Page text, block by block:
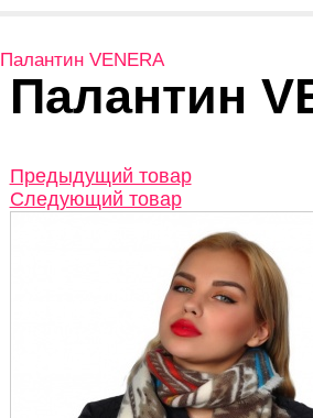
Палантин VENERA
Палантин
Предыдущий товар
Следующий товар